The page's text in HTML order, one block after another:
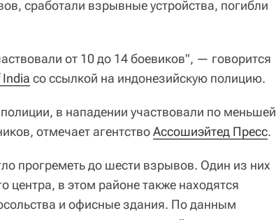
сработали взрывные устройства, погибли
от 10 до 14 боевиков", — говорится
India со ссылкой на индонезийскую полицию.
в нападении участвовали по меньшей
отмечает агентствоАссошиэйтед Пресс.
прогреметь до шести взрывов. Один из них
центра, в этом районе также находятся
и офисные здания. По данным